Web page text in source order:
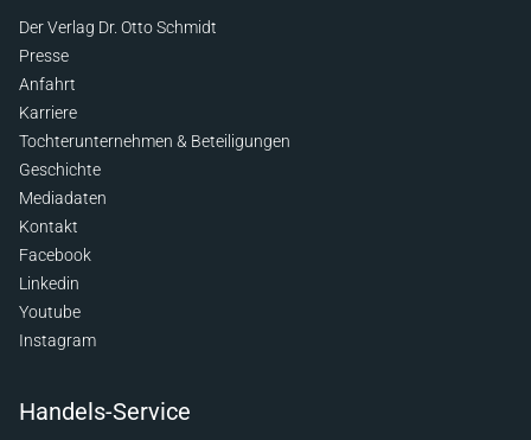
Der Verlag Dr. Otto Schmidt
Presse
Anfahrt
Karriere
Tochterunternehmen & Beteiligungen
Geschichte
Mediadaten
Kontakt
Facebook
Linkedin
Youtube
Instagram
Handels-Service